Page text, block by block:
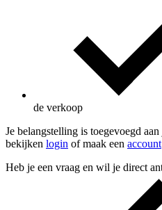
de verkoop
Je belangstelling is toegevoegd
bekijken login of maak een account
Heb je een vraag en wil je direct